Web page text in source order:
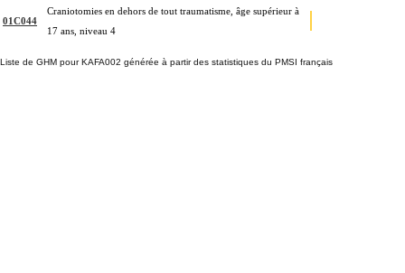
01C044
Craniotomies en dehors de tout traumatisme, âge supérieur à
17 ans, niveau 4
Liste de GHM pour KAFA002 générée à partir des statistiques du PMSI français